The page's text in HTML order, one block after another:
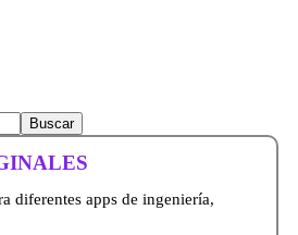
diferentes apps de ingeniería,